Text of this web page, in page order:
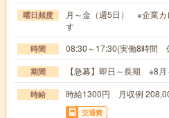
曜日頻度
月～金（週5日） ※企業カ
す
時間 08:30～17:30(実働8時間
期間 【急募】即日～長期 ※8月
時給 時給1300円 月収例
交通費